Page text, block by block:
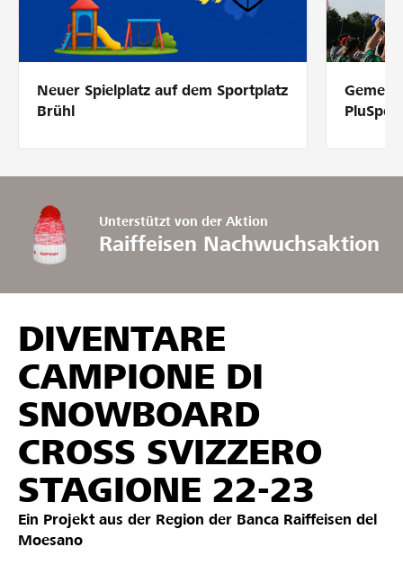
Unterstützen
Hilfe & Support
Partner / Raiffeisenbank
Anmelden
Registrieren
DE FR IT
Neuer Spielplatz auf dem Sportplatz
Brühl
Unterstützt von der Aktion
Raiffeisen Nachwuchsaktion
DIVENTARE
CAMPIONE DI
SNOWBOARD
CROSS SVIZZERO
STAGIONE 22-23
Ein Projekt aus der Region der Banca Raiffeisen del
Moesano